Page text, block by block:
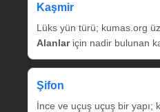
Kaşmir
Lüks yün türü; kumas.org
Alanlariçin nadir bulunan
Şifon
İnce ve uçuş uçuş bir yapı;